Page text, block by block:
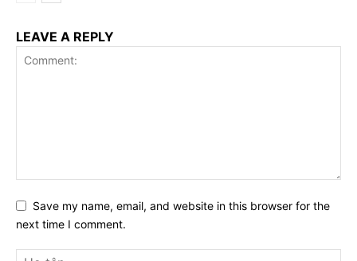
LEAVE A REPLY
Save my name, email, and website in this browser for the
next time I comment.